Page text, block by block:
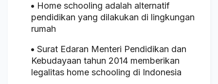
Home schooling adalah alternatif
pendidikan yang dilakukan di lingkungan
rumah
Surat Edaran Menteri Pendidikan dan
Kebudayaan tahun 2014 memberikan
legalitas home schooling di Indonesia